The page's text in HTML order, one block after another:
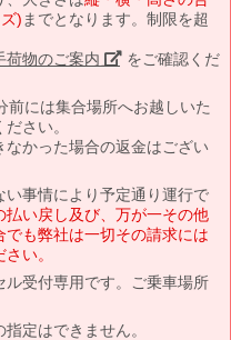
) までとなります。制限を超
荷物のご案内」 をご確認くだ
には集合場所へお越しいた
さい。
かった場合の返金はござい
事情により予定通り運行で
払い戻し及び、万が一その他
も弊社は一切その請求には
い。
受付専用です。ご乗車場所
定はできません。